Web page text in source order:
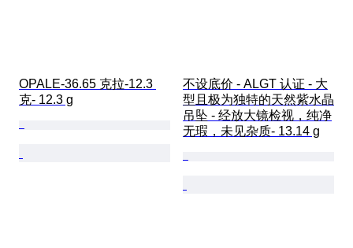
OPALE-36.65 克拉-12.3
克- 12.3 g
不设底价 - ALGT 认证 - 大
型且极为独特的天然紫水晶
吊坠 - 经放大镜检视，纯净
无瑕，未见杂质- 13.14 g